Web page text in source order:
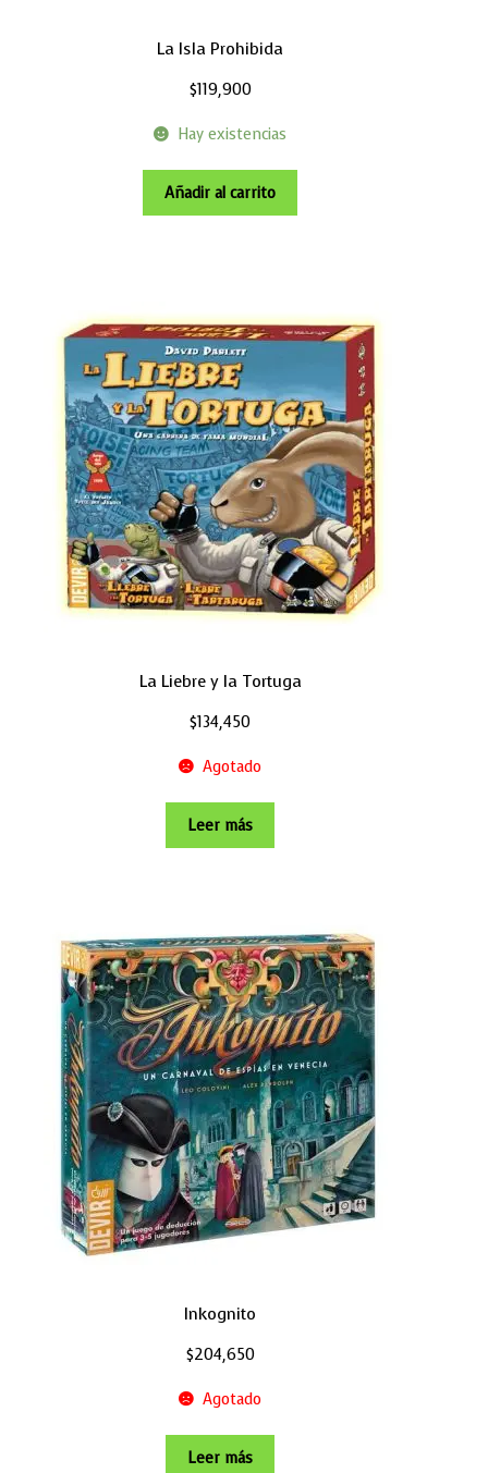
La Isla Prohibida
$119,900
Hay existencias
Añadir al carrito
La Liebre y la Tortuga
$134,450
Agotado
Leer más
Inkognito
$204,650
Agotado
Leer más